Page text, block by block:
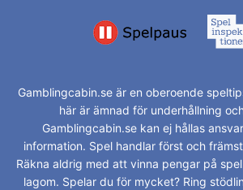
Gamblingcabin.se är en oberoende
här är ämnad för underhållning
Gamblingcabin.se kan ej hållas
information. Spel handlar först och
Räkna aldrig med att vinna pengar på
lagom. Spelar du för mycket? Ring